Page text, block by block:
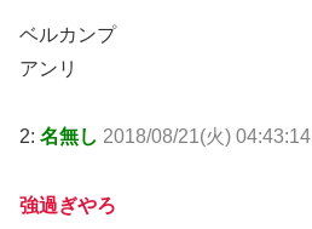
ベルカンプ
アンリ
2: 名無し 2018/08/21(火)
強過ぎやろ